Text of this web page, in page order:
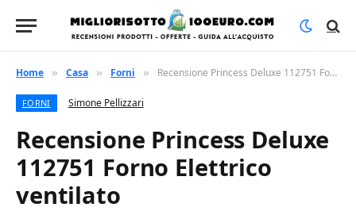
Home » Casa » Forni » Recensione Princess Deluxe 112751 Forno Elettrico ventilato
FORNI Simone Pellizzari
Recensione Princess Deluxe
112751 Forno Elettrico
ventilato